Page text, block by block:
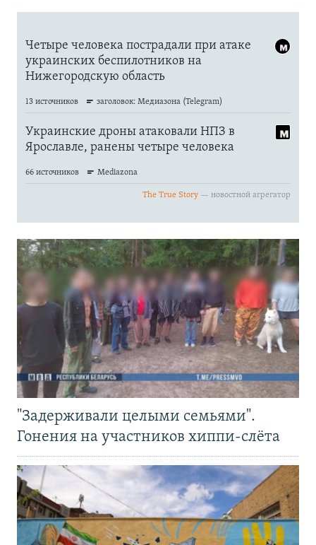
"Задерживали целыми семьями".
Гонения на участников хиппи-слёта